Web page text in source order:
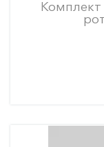
Комплект